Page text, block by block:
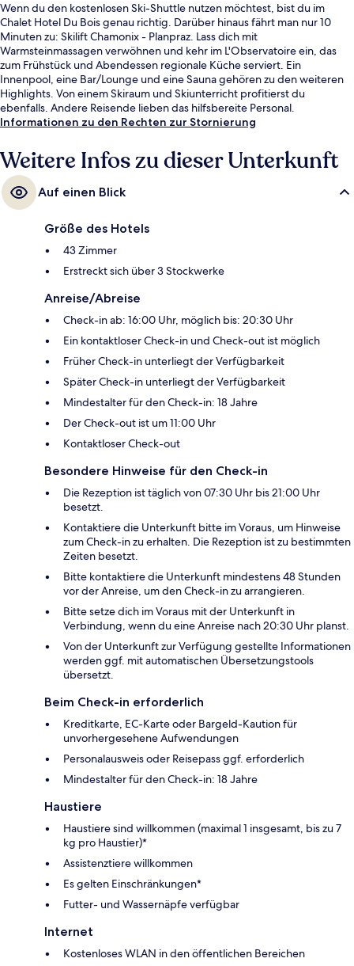
Wenn du den kostenlosen Ski-Shuttle nutzen möchtest, bist du im
Chalet Hotel Du Bois genau richtig. Darüber hinaus fährt man nur 10
Minuten zu: Skilift Chamonix - Planpraz. Lass dich mit
Warmsteinmassagen verwöhnen und kehr im L'Observatoire ein, das
zum Frühstück und Abendessen regionale Küche serviert. Ein
Innenpool, eine Bar/Lounge und eine Sauna gehören zu den weiteren
Highlights. Von einem Skiraum und Skiunterricht profitierst du
ebenfalls. Andere Reisende lieben das hilfsbereite Personal.
Informationen zu den Rechten zur Stornierung
Weitere Infos zu dieser Unterkunft
Auf einen Blick
Größe des Hotels
43 Zimmer
Erstreckt sich über 3 Stockwerke
Anreise/Abreise
Check-in ab: 16:00 Uhr, möglich bis: 20:30 Uhr
Ein kontaktloser Check-in und Check-out ist möglich
Früher Check-in unterliegt der Verfügbarkeit
Später Check-in unterliegt der Verfügbarkeit
Mindestalter für den Check-in: 18 Jahre
Der Check-out ist um 11:00 Uhr
Kontaktloser Check-out
Besondere Hinweise für den Check-in
Die Rezeption ist täglich von 07:30 Uhr bis 21:00 Uhr
besetzt.
Kontaktiere die Unterkunft bitte im Voraus, um Hinweise
zum Check-in zu erhalten. Die Rezeption ist zu bestimmten
Zeiten besetzt.
Bitte kontaktiere die Unterkunft mindestens 48 Stunden
vor der Anreise, um den Check-in zu arrangieren.
Bitte setze dich im Voraus mit der Unterkunft in
Verbindung, wenn du eine Anreise nach 20:30 Uhr planst.
Von der Unterkunft zur Verfügung gestellte Informationen
werden ggf. mit automatischen Übersetzungstools
übersetzt.
Beim Check-in erforderlich
Kreditkarte, EC-Karte oder Bargeld-Kaution für
unvorhergesehene Aufwendungen
Personalausweis oder Reisepass ggf. erforderlich
Mindestalter für den Check-in: 18 Jahre
Haustiere
Haustiere sind willkommen (maximal 1 insgesamt, bis zu 7
kg pro Haustier)*
Assistenztiere willkommen
Es gelten Einschränkungen*
Futter- und Wassernäpfe verfügbar
Internet
Kostenloses WLAN in den öffentlichen Bereichen